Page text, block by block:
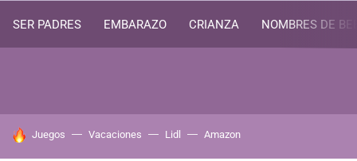
SER PADRES EMBARAZO CRIANZA NOMBRES DE
HOY SE HABLA DE
Juegos Vacaciones Lidl Amazon